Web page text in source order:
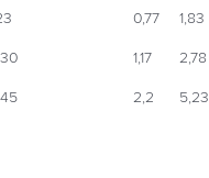
0,77 1,83
1,17 2,78
2,2 5,23